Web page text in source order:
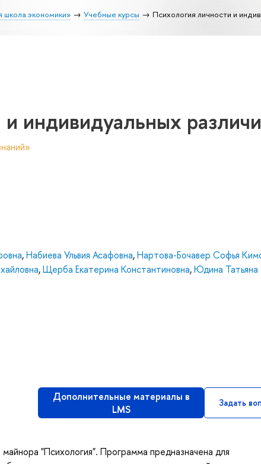
школа экономики» Учебные курсы Психология личности и
индивидуальных
,Набиева Ульвия Асафовна,Нартова-Бочавер Софья
,Щерба Екатерина Константиновна,Юдина Татьяна
Дополнительные материалы в
LMS
Задать
"Психология". Программа предназначена для